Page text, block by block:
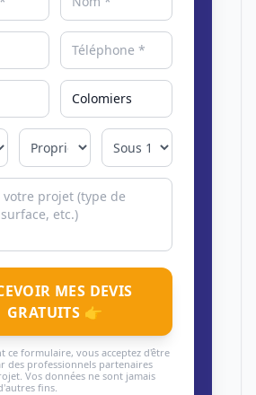
MES DEVIS
GRATUITS 👉
ce formulaire, vous acceptez d'être
des professionnels partenaires
Vos données ne sont jamais
fins.